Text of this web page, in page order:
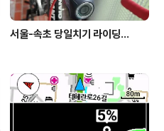
서울-속초 당일치기 라이딩...